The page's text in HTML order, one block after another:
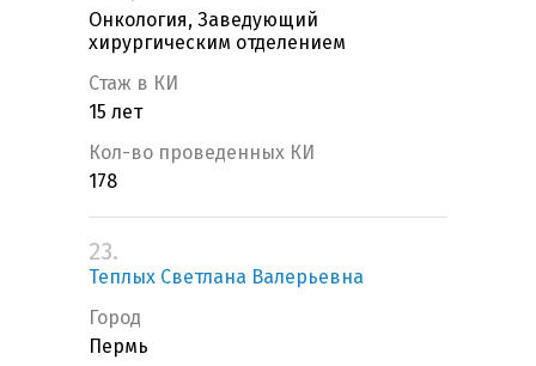
Онкология, Заведующий
хирургическим отделением
Стаж в КИ
15 лет
Кол-во проведенных КИ
178
23.
Теплых Светлана Валерьевна
Город
Пермь